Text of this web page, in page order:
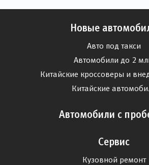
Новые
Авто под такси
Автомобили до 2
Китайские кроссоверы и
Китайские
Автомобили с
Сервис
Кузовной ремонт